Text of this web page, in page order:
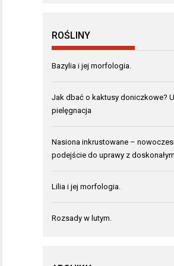
ROŚLINY
Bazylia i jej morfologia.
Jak dbać o kaktusy doniczkowe?
pielęgnacja
Nasiona inkrustowane –
podejście do uprawy z
Lilia i jej morfologia.
Rozsady w lutym.